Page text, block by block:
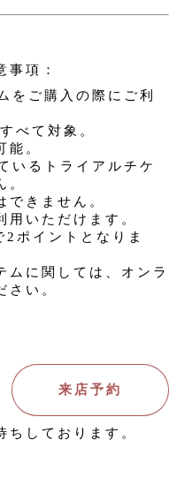
事項：
をご購入の際にご利
べて対象。
能。
いるトライアルチケ
。
できません。
用いただけます。
2ポイントとなりま
ムに関しては、オンラ
さい。
来店予約
ちしております。